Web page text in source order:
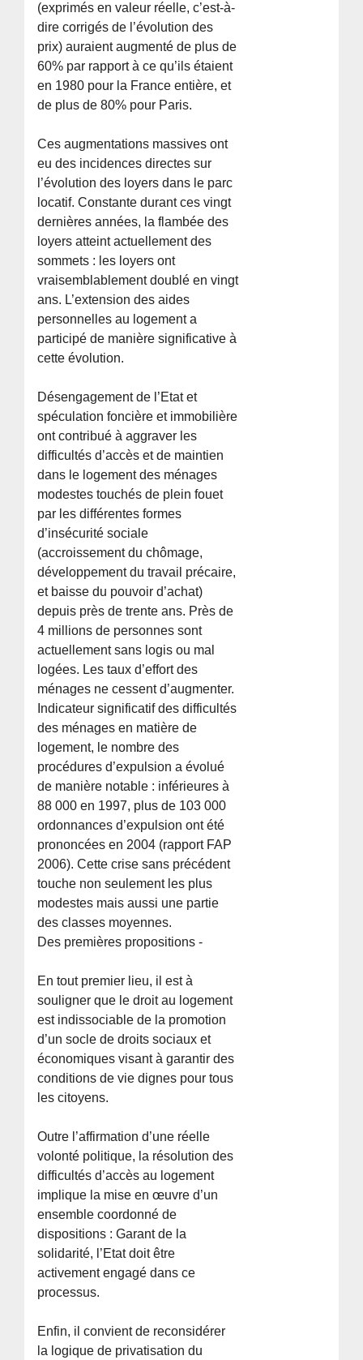
(exprimés en valeur réelle, c’est-à-
dire corrigés de l’évolution des
prix) auraient augmenté de plus de
60% par rapport à ce qu’ils étaient
en 1980 pour la France entière, et
de plus de 80% pour Paris.
Ces augmentations massives ont
eu des incidences directes sur
l’évolution des loyers dans le parc
locatif. Constante durant ces vingt
dernières années, la flambée des
loyers atteint actuellement des
sommets : les loyers ont
vraisemblablement doublé en vingt
ans. L’extension des aides
personnelles au logement a
participé de manière significative à
cette évolution.
Désengagement de l’Etat et
spéculation foncière et immobilière
ont contribué à aggraver les
difficultés d’accès et de maintien
dans le logement des ménages
modestes touchés de plein fouet
par les différentes formes
d’insécurité sociale
(accroissement du chômage,
développement du travail précaire,
et baisse du pouvoir d’achat)
depuis près de trente ans. Près de
4 millions de personnes sont
actuellement sans logis ou mal
logées. Les taux d’effort des
ménages ne cessent d’augmenter.
Indicateur significatif des difficultés
des ménages en matière de
logement, le nombre des
procédures d’expulsion a évolué
de manière notable : inférieures à
88 000 en 1997, plus de 103 000
ordonnances d’expulsion ont été
prononcées en 2004 (rapport FAP
2006). Cette crise sans précédent
touche non seulement les plus
modestes mais aussi une partie
des classes moyennes.
Des premières propositions -
En tout premier lieu, il est à
souligner que le droit au logement
est indissociable de la promotion
d’un socle de droits sociaux et
économiques visant à garantir des
conditions de vie dignes pour tous
les citoyens.
Outre l’affirmation d’une réelle
volonté politique, la résolution des
difficultés d’accès au logement
implique la mise en œuvre d’un
ensemble coordonné de
dispositions : Garant de la
solidarité, l’Etat doit être
activement engagé dans ce
processus.
Enfin, il convient de reconsidérer
la logique de privatisation du